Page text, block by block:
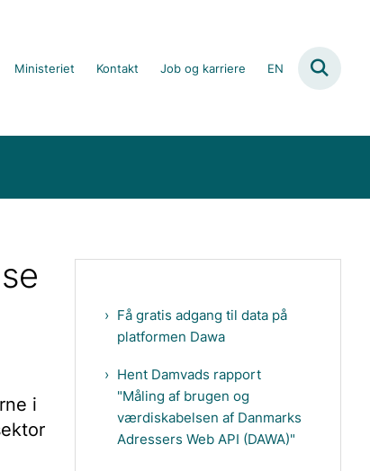
Ministeriet Kontakt Job og karriere EN
i
Få gratis adgang til data på
platformen Dawa
Hent Damvads rapport
"Måling af brugen og
værdiskabelsen af Danmarks
Adressers Web API (DAWA)"